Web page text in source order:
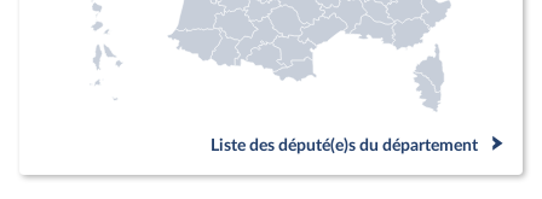
Liste des député(e)s du département